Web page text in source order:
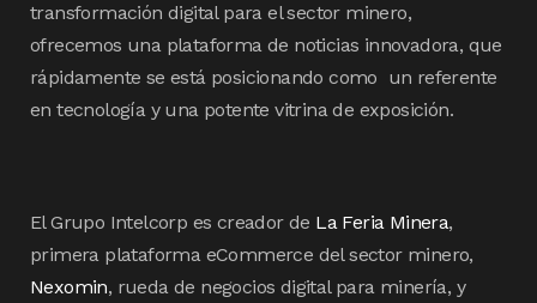
transformación digital para el sector minero,
ofrecemos una plataforma de noticias innovadora, que
rápidamente se está posicionando como un referente
en tecnología y una potente vitrina de exposición.
El Grupo Intelcorp es creador de La Feria Minera,
primera plataforma eCommerce del sector minero,
Nexomin, rueda de negocios digital para minería, y